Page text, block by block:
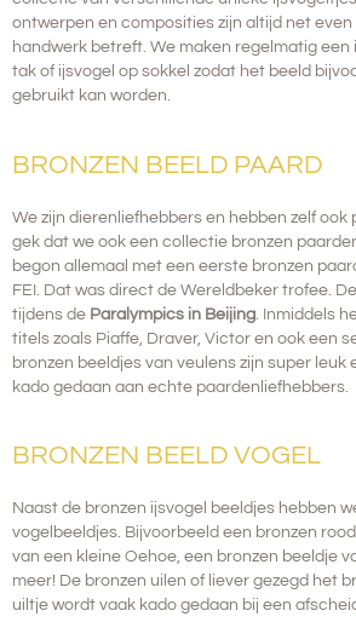
ontwerpen en composities zijn altijd net
handwerk betreft. We maken regelmatig een
tak of ijsvogel op sokkel zodat het beeld
gebruikt kan worden.
BRONZEN BEELD PAARD
We zijn dierenliefhebbers en hebben zelf ook
gek dat we ook een collectie bronzen
begon allemaal met een eerste bronzen
FEI. Dat was direct de Wereldbeker trofee.
tijdens de Paralympics in Beijing . Inmiddels
titels zoals Piaffe, Draver, Victor en ook een
bronzen beeldjes van veulens zijn super leuk
kado gedaan aan echte paardenliefhebbers.
BRONZEN BEELD VOGEL
Naast de bronzen ijsvogel beeldjes hebben
vogelbeeldjes. Bijvoorbeeld een bronzen
van een kleine Oehoe, een bronzen beeldje
meer! De bronzen uilen of liever gezegd het
uiltje wordt vaak kado gedaan bij een